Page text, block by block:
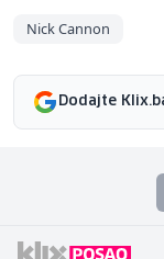
Nick Cannon
Dodajte